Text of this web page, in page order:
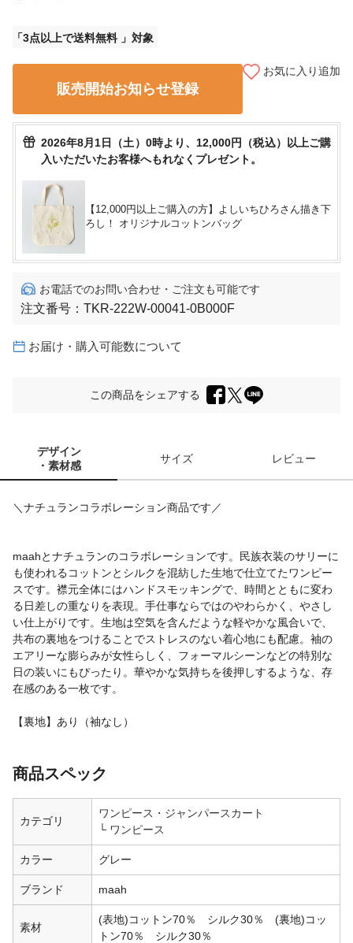
3点以上で送料無料
販売開始お知らせ登録
お気に入り追加
2026年8月1日（土）0時より、12,000円（税込）以上ご購
入いただいたお客様へもれなくプレゼント。
【12,000円以上ご購入の方】よしいちひろさん描き下
ろし！ オリジナルコットンバッグ
お電話でのお問い合わせ・ご注文も可能です
注文番号： TKR-222W-00041-0B000F
お届け・購入可能数について
この商品をシェアする
デザイン
・素材感
サイズ レビュー
＼ナチュランコラボレーション商品です／
maahとナチュランのコラボレーションです。民族衣装のサリーに
も使われるコットンとシルクを混紡した生地で仕立てたワンピー
スです。襟元全体にはハンドスモッキングで、時間とともに変わ
る日差しの重なりを表現。手仕事ならではのやわらかく、やさし
い仕上がりです。生地は空気を含んだような軽やかな風合いで、
共布の裏地をつけることでストレスのない着心地にも配慮。袖の
エアリーな膨らみが女性らしく、フォーマルシーンなどの特別な
日の装いにもぴったり。華やかな気持ちを後押しするような、存
在感のある一枚です。
【裏地】あり（袖なし）
商品スペック
カテゴリ
ワンピース・ジャンパースカート
ワンピース
カラー グレー
ブランド maah
素材
(表地)コットン70％ シルク30％ (裏地)コッ
トン70％ シルク30％